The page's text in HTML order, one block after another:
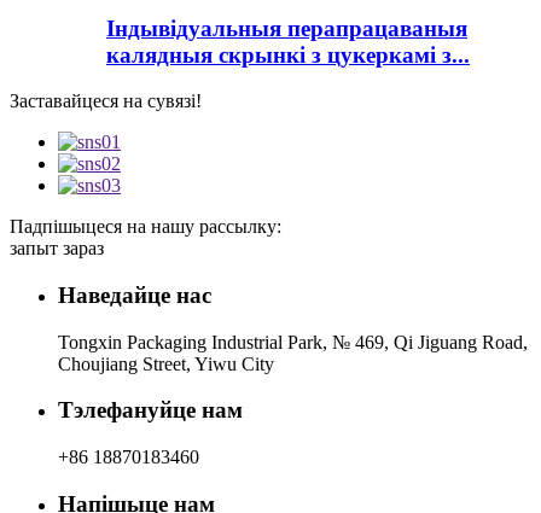
Індывідуальныя перапрацаваныя
калядныя скрынкі з цукеркамі з...
Заставайцеся на сувязі!
Падпішыцеся на нашу рассылку:
запыт зараз
Наведайце нас
Tongxin Packaging Industrial Park, № 469, Qi Jiguang Road,
Choujiang Street, Yiwu City
Тэлефануйце нам
+86 18870183460
Напішыце нам